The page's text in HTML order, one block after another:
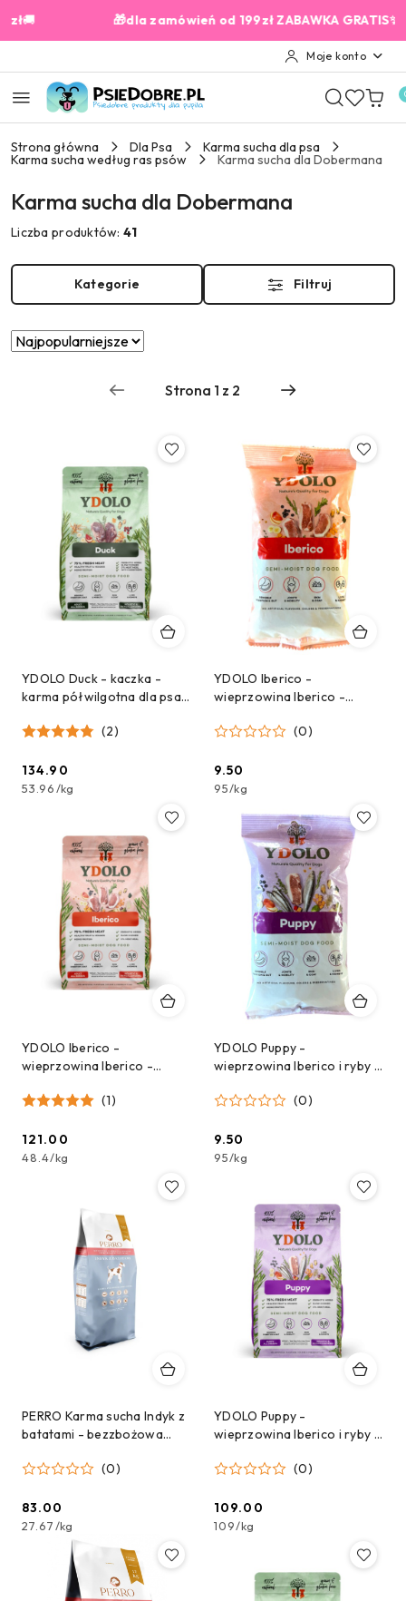
Przejdź do treści głównej
Przejdź do wyszukiwarki
Przejdź do moje konto
Przejdź do menu głównego
Przejdź do stopki
🎁dla zamówień od 199zł ZABAWKA GRATIS✨
Moje konto
Strona główna Dla Psa Karma sucha dla psa
Karma sucha według ras psów Karma sucha dla Dobermana
Karma sucha dla Dobermana
Liczba produktów:41
Kategorie Filtruj
Zastosowano
Najpopularniejsze.
Sortuj
YDOLO Duck - kaczka -
karma półwilgotna dla psa
(2)
Cena:
134.90
53.96/kg
YDOLO Iberico -
wieprzowina Iberico -
próbka - 100g(0)
Cena:
9.50
95/kg
YDOLO Iberico -
wieprzowina Iberico -
(2,5kg)
(1)
Cena:
121.00
48.4/kg
YDOLO Puppy -
wieprzowina Iberico i ryby -
szczeniąt - próbka 100g
(0)
Cena:
9.50
95/kg
PERRO Karma sucha Indyk z
batatami - bezzbożowa
dorosłych średnich i dużych
(0)
Cena:
83.00
27.67/kg
YDOLO Puppy -
wieprzowina Iberico i ryby -
szczeniąt (2,5kg)
(0)
Cena:
109.00
109/kg